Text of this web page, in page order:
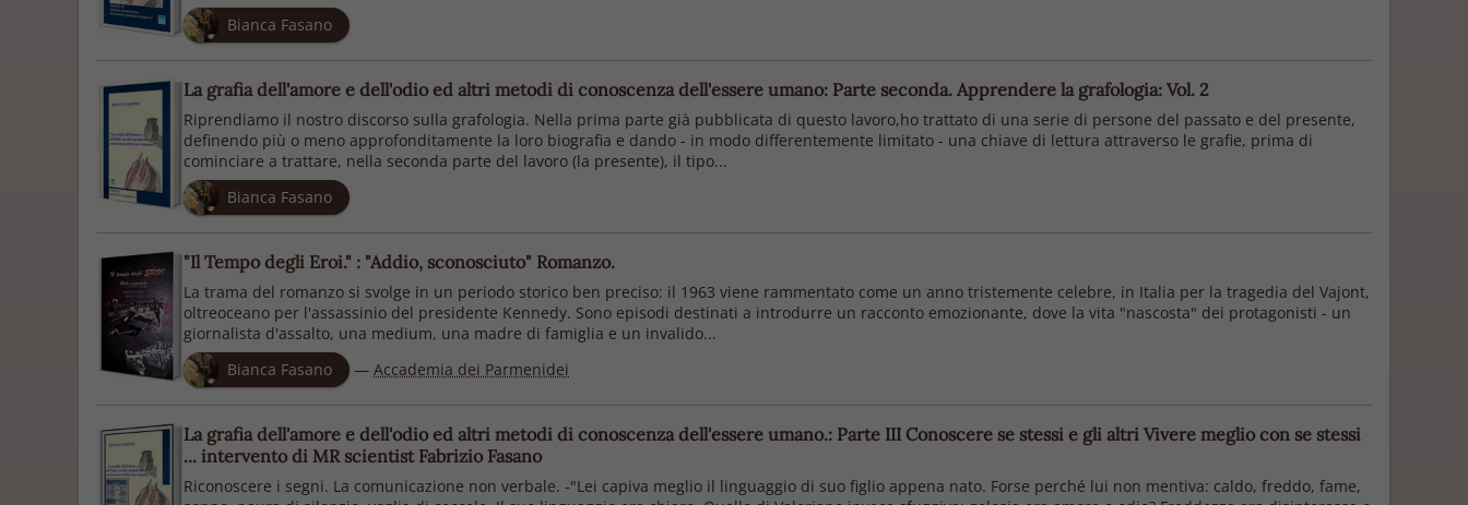
Bianca Fasano
La grafia dell'amore e dell'odio ed altri metodi di conoscenza dell'essere umano: Parte seconda. Apprendere la grafologia: Vol. 2
Riprendiamo il nostro discorso sulla grafologia. Nella prima parte già pubblicata di questo lavoro,ho trattato di una serie di persone del passato e del presente,
definendo più o meno approfonditamente la loro biografia e dando - in modo differentemente limitato - una chiave di lettura attraverso le grafie, prima di
cominciare a trattare, nella seconda parte del lavoro (la presente), il tipo...
Bianca Fasano
"Il Tempo degli Eroi." : "Addio, sconosciuto" Romanzo.
La trama del romanzo si svolge in un periodo storico ben preciso: il 1963 viene rammentato come un anno tristemente celebre, in Italia per la tragedia del Vajont,
oltreoceano per l'assassinio del presidente Kennedy. Sono episodi destinati a introdurre un racconto emozionante, dove la vita "nascosta" dei protagonisti - un
giornalista d'assalto, una medium, una madre di famiglia e un invalido...
Bianca Fasano
— Accademia dei Parmenidei
La grafia dell'amore e dell'odio ed altri metodi di conoscenza dell'essere umano.: Parte III Conoscere se stessi e gli altri Vivere meglio con se stessi
... intervento di MR scientist Fabrizio Fasano
Riconoscere i segni. La comunicazione non verbale. -"Lei capiva meglio il linguaggio di suo figlio appena nato. Forse perché lui non mentiva: caldo, freddo, fame,